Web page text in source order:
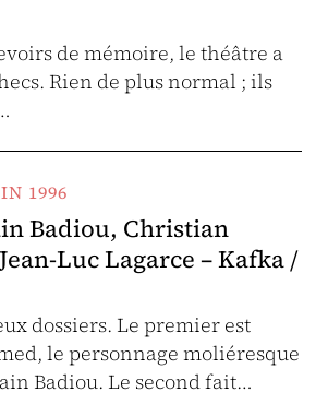
de mémoire, le théâtre a
Rien de plus normal ; ils
1996
Badiou, Christian
Luc Lagarce – Kafka /
dossiers. Le premier est
le personnage moliéresque
Badiou. Le second fait…